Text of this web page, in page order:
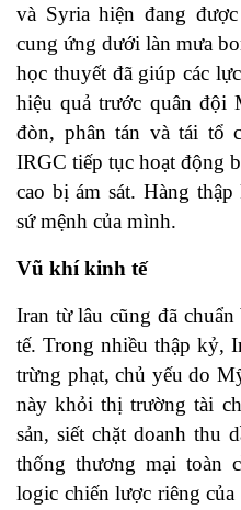
và Syria hiện đang
cung ứng dưới làn mưa
học thuyết đã giúp các
hiệu quả trước quân đội
đòn, phân tán và tái tổ
IRGC tiếp tục hoạt động
cao bị ám sát. Hàng
sứ mệnh của mình.
Vũ khí kinh tế
Iran từ lâu cũng đã
tế. Trong nhiều thập kỷ,
trừng phạt, chủ yếu do
này khỏi thị trường tài
sản, siết chặt doanh thu
thống thương mại toàn
logic chiến lược riêng